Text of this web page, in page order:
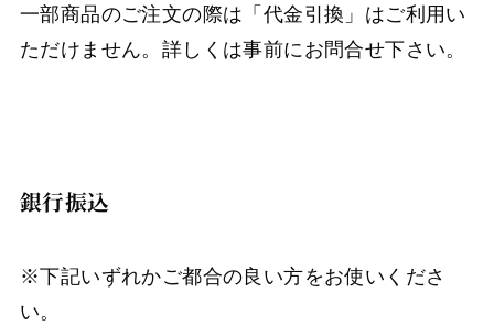
一部商品のご注文の際は「代金引換」はご利用い
ただけません。詳しくは事前にお問合せ下さい。
銀行振込
※下記いずれかご都合の良い方をお使いくださ
い。